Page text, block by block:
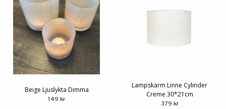
Beige Ljuslykta Dimma
149 kr
Lampskärm Linne Cylinder
Creme 30*21cm
379 kr